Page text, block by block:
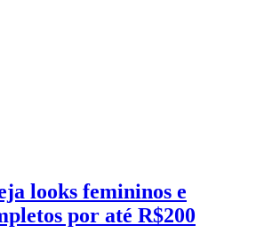
looks femininos e
por até R$200